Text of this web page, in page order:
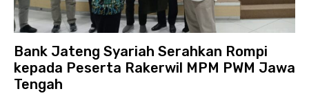
Bank Jateng Syariah Serahkan Rompi
kepada Peserta Rakerwil MPM PWM Jawa
Tengah